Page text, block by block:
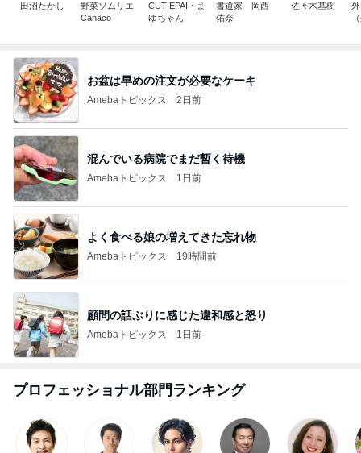
田沼たかし
野菜ソムリエ
Canaco
CUTIEPAI・ま
ゆちゃん
書道家 岡西
佑奈
佐々木基樹
お盆は早めの注文が必要なケーキ
Amebaトピックス 2日前
混んでいる病院でまだ暫く待機
Amebaトピックス 1日前
よく食べる娘の増えてきた忘れ物
Amebaトピックス 19時間前
顧問の話ぶりに感じた違和感と怒り
Amebaトピックス 1日前
プロフェッショナル部門ランキング